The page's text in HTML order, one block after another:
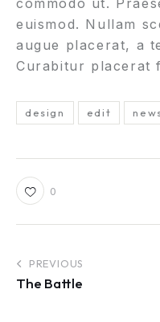
commodo ut.
euismod. Nullam
augue placerat, a
Curabitur placerat
design edit
0
PREVIOUS
The Battle